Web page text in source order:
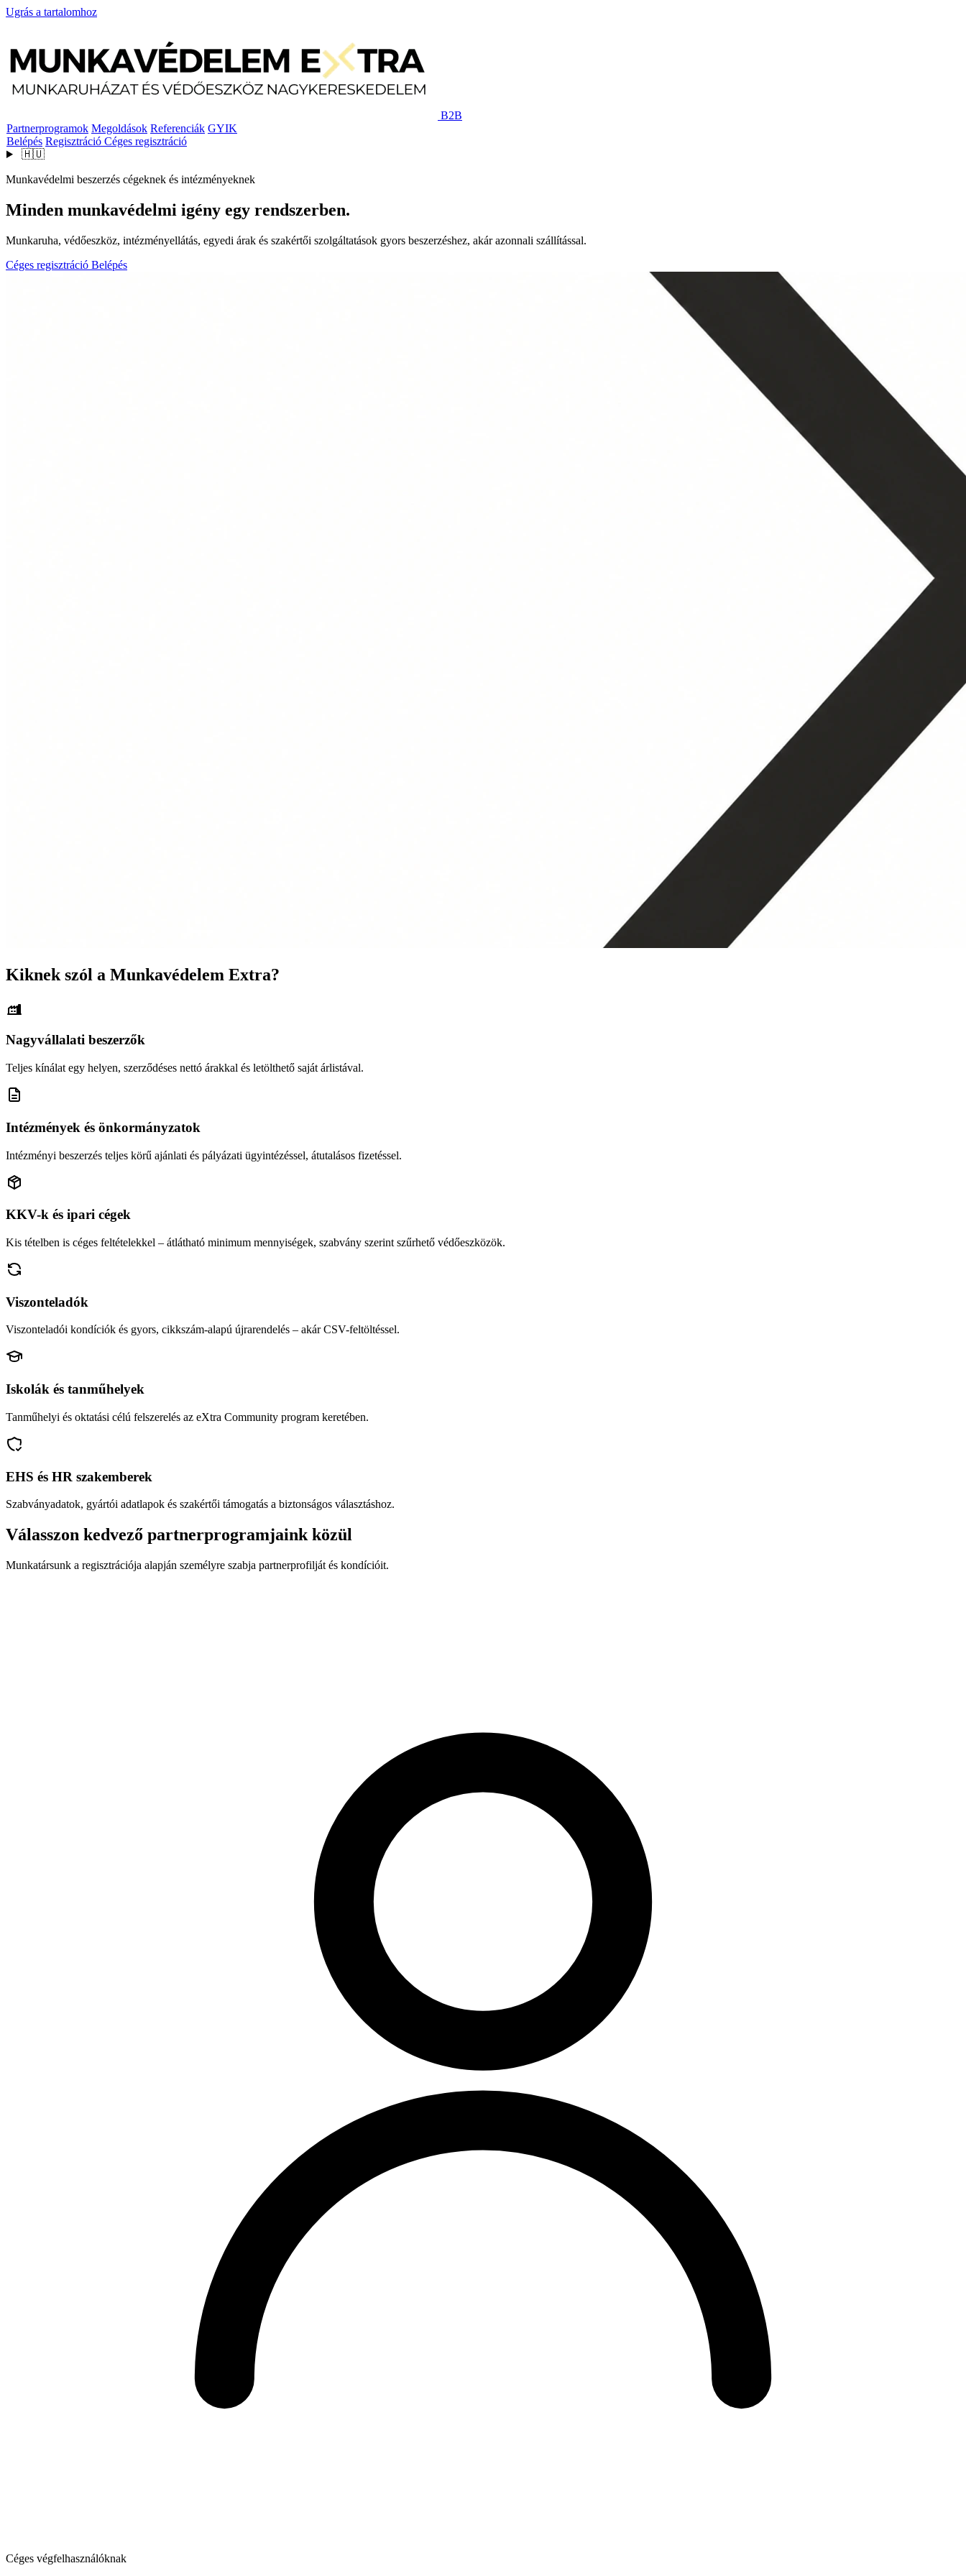
Ugrás a tartalomhoz
B2B
Partnerprogramok Megoldások Referenciák GYIK
Belépés Regisztráció Céges regisztráció
🇭🇺
Munkavédelmi beszerzés cégeknek és intézményeknek
Minden munkavédelmi igény egy rendszerben.
Munkaruha, védőeszköz, intézményellátás, egyedi árak és szakértői szolgáltatások gyors beszerzéshez, akár azonnali szállítással.
Céges regisztráció Belépés
Kiknek szól a Munkavédelem Extra?
Nagyvállalati beszerzők
Teljes kínálat egy helyen, szerződéses nettó árakkal és letölthető saját árlistával.
Intézmények és önkormányzatok
Intézményi beszerzés teljes körű ajánlati és pályázati ügyintézéssel, átutalásos fizetéssel.
KKV-k és ipari cégek
Kis tételben is céges feltételekkel – átlátható minimum mennyiségek, szabvány szerint szűrhető védőeszközök.
Viszonteladók
Viszonteladói kondíciók és gyors, cikkszám-alapú újrarendelés – akár CSV-feltöltéssel.
Iskolák és tanműhelyek
Tanműhelyi és oktatási célú felszerelés az eXtra Community program keretében.
EHS és HR szakemberek
Szabványadatok, gyártói adatlapok és szakértői támogatás a biztonságos választáshoz.
Válasszon kedvező partnerprogramjaink közül
Munkatársunk a regisztrációja alapján személyre szabja partnerprofilját és kondícióit.
Céges végfelhasználóknak